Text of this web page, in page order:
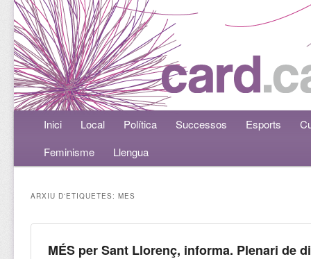
Menú principalAneu al contingut principal
Aneu al contingut secundari
Inici Local Política Successos Esports
Feminisme
Llengua
ARXIU D'ETIQUETES:MES
MÉS per Sant Llorenç, informa. Plenari de